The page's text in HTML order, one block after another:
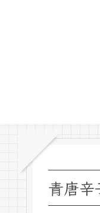
青唐